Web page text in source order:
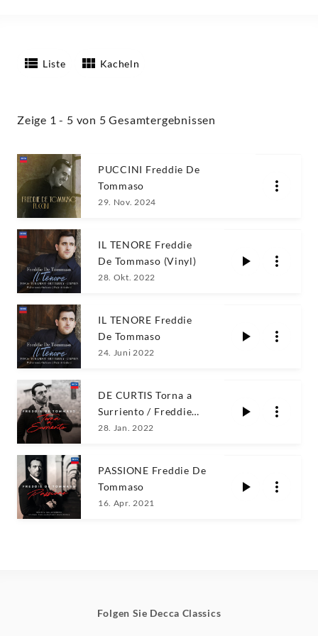
Liste Kacheln
Zeige 1 - 5 von 5 Gesamtergebnissen
PUCCINI Freddie De
Tommaso
29. Nov. 2024
IL TENORE Freddie
De Tommaso (Vinyl)
28. Okt. 2022
IL TENORE Freddie
De Tommaso
24. Juni 2022
DE CURTIS Torna a
Surriento / Freddie
De Tommaso
28. Jan. 2022
PASSIONE Freddie De
Tommaso
16. Apr. 2021
Folgen Sie Decca Classics